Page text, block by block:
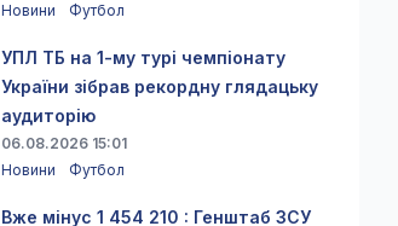
Новини
Футбол
УПЛ ТБ на 1-му турі чемпіонату
України зібрав рекордну глядацьку
аудиторію
06.08.2026 15:01
Новини
Футбол
Вже мінус 1 454 210 : Генштаб ЗСУ